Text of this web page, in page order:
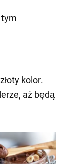
kolor.
aż będą